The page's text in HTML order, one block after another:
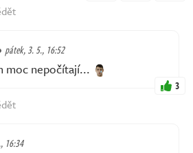
pátek, 3. 5., 16:52
moc nepočítají...
3
16:34